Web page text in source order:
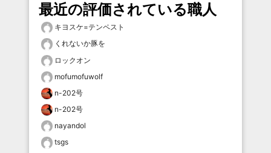
最近の評価されている職人
キヨスケ=テンペスト
くれないか豚を
ロックオン
mofumofuwolf
n-202号
n-202号
nayandol
tsgs